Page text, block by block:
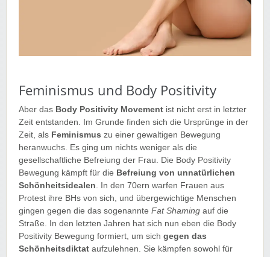
Feminismus und Body Positivity
Aber das Body Positivity Movement ist nicht erst in letzter
Zeit entstanden. Im Grunde finden sich die Ursprünge in der
Zeit, als Feminismus zu einer gewaltigen Bewegung
heranwuchs. Es ging um nichts weniger als die
gesellschaftliche Befreiung der Frau. Die Body Positivity
Bewegung kämpft für die Befreiung von unnatürlichen
Schönheitsidealen. In den 70ern warfen Frauen aus
Protest ihre BHs von sich, und übergewichtige Menschen
gingen gegen die das sogenannte Fat Shaming auf die
Straße. In den letzten Jahren hat sich nun eben die Body
Positivity Bewegung formiert, um sich gegen das
Schönheitsdiktat aufzulehnen. Sie kämpfen sowohl für